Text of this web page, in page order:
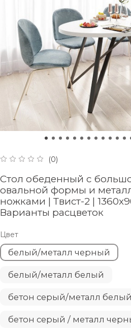
(0)
Стол обеденный с
овальной формы и
ножками | Твист-2 |
Варианты расцветок
Цвет
белый/металл черный
белый/металл белый
бетон серый/металл белый
бетон серый / металл